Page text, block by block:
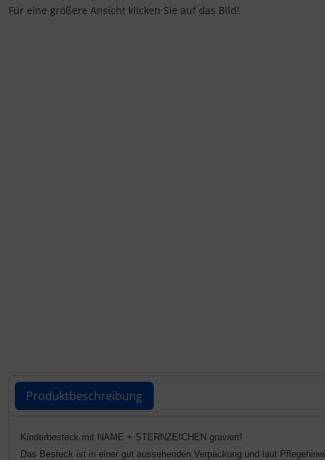
Für eine größere Ansicht klicken Sie auf das Bild!
Produktbeschreibung
Produktbeschreibung
Kinderbesteck mit NAME + STERNZEICHEN graviert!
Das Besteck ist in einer gut aussehenden Verpackung und laut